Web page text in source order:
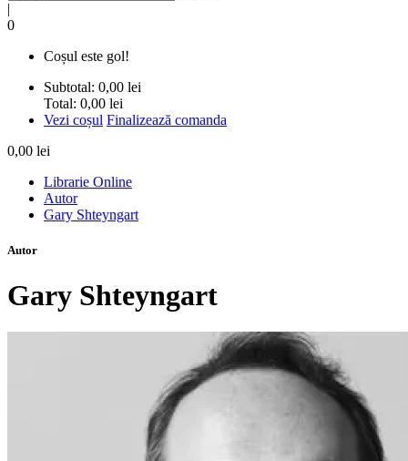
|
0
Coșul este gol!
Subtotal: 0,00 lei
Total: 0,00 lei
Vezi coșul Finalizează comanda
0,00 lei
Librarie Online
Autor
Gary Shteyngart
Autor
Gary Shteyngart